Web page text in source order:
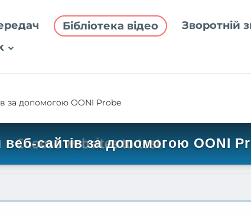
Бібліотека відео
Зворотній
за допомогою OONI Probe